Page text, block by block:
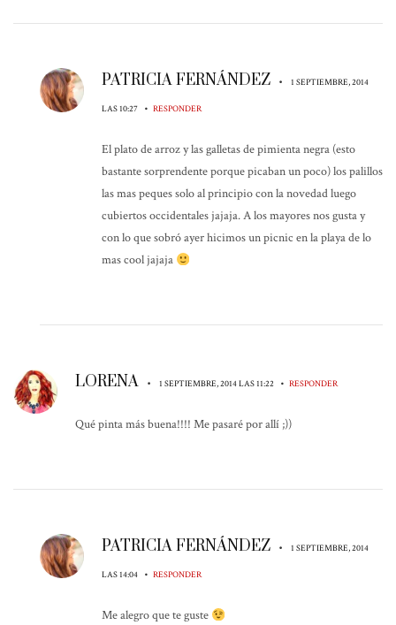
PATRICIA FERNÁNDEZ • 1 SEPTIEMBRE, 2014
LAS 10:27 • RESPONDER
El plato de arroz y las galletas de pimienta negra (esto
bastante sorprendente porque picaban un poco) los palillos
las mas peques solo al principio con la novedad luego
cubiertos occidentales jajaja. A los mayores nos gusta y
con lo que sobró ayer hicimos un picnic en la playa de lo
mas cool jajaja
LORENA • 1 SEPTIEMBRE, 2014 LAS 11:22 • RESPONDER
Qué pinta más buena!!!! Me pasaré por allí ;))
PATRICIA FERNÁNDEZ • 1 SEPTIEMBRE, 2014
LAS 14:04 • RESPONDER
Me alegro que te guste